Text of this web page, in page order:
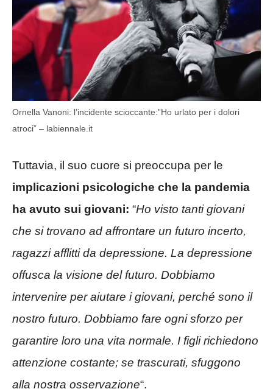
Ornella Vanoni: l’incidente scioccante:”Ho urlato per i dolori
atroci” – labiennale.it
Tuttavia, il suo cuore si preoccupa per le
implicazioni psicologiche che la pandemia
ha avuto sui giovani: “Ho visto tanti giovani
che si trovano ad affrontare un futuro incerto,
ragazzi afflitti da depressione. La depressione
offusca la visione del futuro. Dobbiamo
intervenire per aiutare i giovani, perché sono il
nostro futuro. Dobbiamo fare ogni sforzo per
garantire loro una vita normale. I figli richiedono
attenzione costante; se trascurati, sfuggono
alla nostra osservazione“.